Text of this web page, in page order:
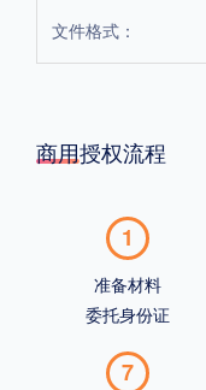
文件格式：
商用授权流程
1
准备材料
委托身份证
7